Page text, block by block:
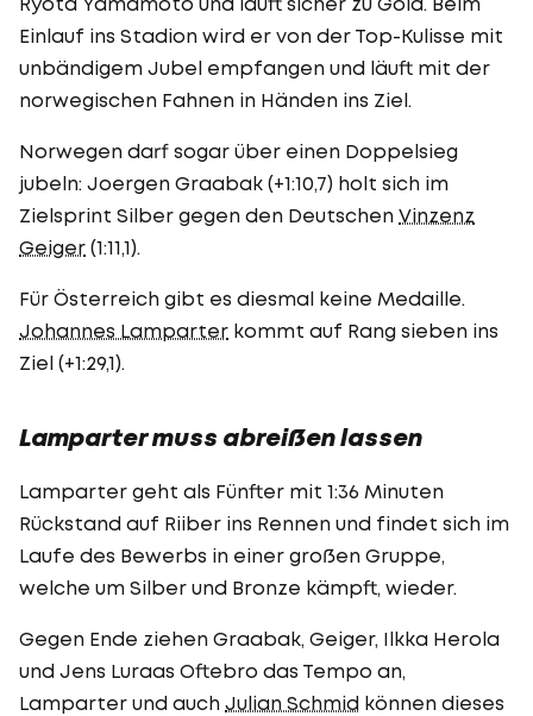
Einlauf ins Stadion wird er von der Top-Kulisse mit
unbändigem Jubel empfangen und läuft mit der
norwegischen Fahnen in Händen ins Ziel.
Norwegen darf sogar über einen Doppelsieg
jubeln: Joergen Graabak (+1:10,7) holt sich im
Zielsprint Silber gegen den Deutschen Vinzenz
Geiger (1:11,1).
Für Österreich gibt es diesmal keine Medaille.
Johannes Lamparter kommt auf Rang sieben ins
Ziel (+1:29,1).
Lamparter muss abreißen lassen
Lamparter geht als Fünfter mit 1:36 Minuten
Rückstand auf Riiber ins Rennen und findet sich im
Laufe des Bewerbs in einer großen Gruppe,
welche um Silber und Bronze kämpft, wieder.
Gegen Ende ziehen Graabak, Geiger, Ilkka Herola
und Jens Luraas Oftebro das Tempo an,
Lamparter und auch Julian Schmid können dieses